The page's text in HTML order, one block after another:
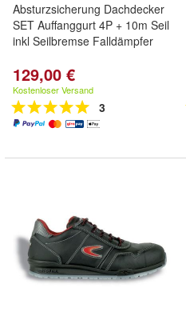
Absturzsicherung Dachdecker
SET Auffanggurt 4P + 10m Seil
inkl Seilbremse Falldämpfer
129,00 €
Kostenloser Versand
3